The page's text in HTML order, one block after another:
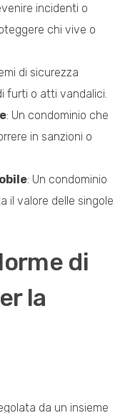
incidenti o
chi vive o
di sicurezza
furti o atti vandalici.
: Un condominio che
in sanzioni o
: Un condominio
il valore delle singole
di
la
da un insieme